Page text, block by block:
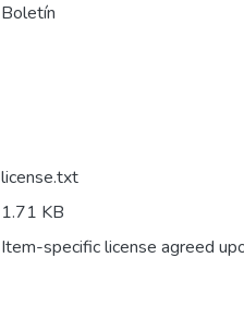
Boletín
license.txt
1.71 KB
Item-specific license agreed